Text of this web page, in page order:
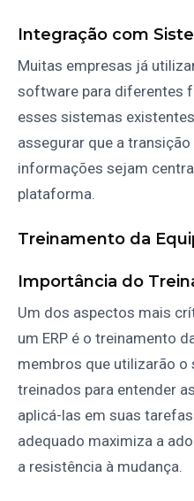
Integração com
Muitas empresas já
software para diferentes
esses sistemas
assegurar que a
informações sejam
plataforma.
Treinamento da
Importância do
Um dos aspectos mais
um ERP é o treinamento
membros que utilizarão
treinados para entender
aplicá-las em suas
adequado maximiza a
a resistência à mudança.